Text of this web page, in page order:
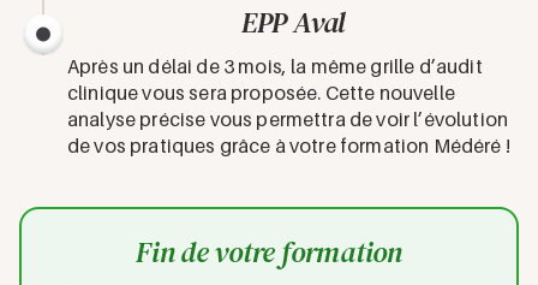
EPP Aval
Après un délai de 3 mois, la même grille d’audit
clinique vous sera proposée. Cette nouvelle
analyse précise vous permettra de voir l’évolution
de vos pratiques grâce à votre formation Médéré !
Fin de votre formation